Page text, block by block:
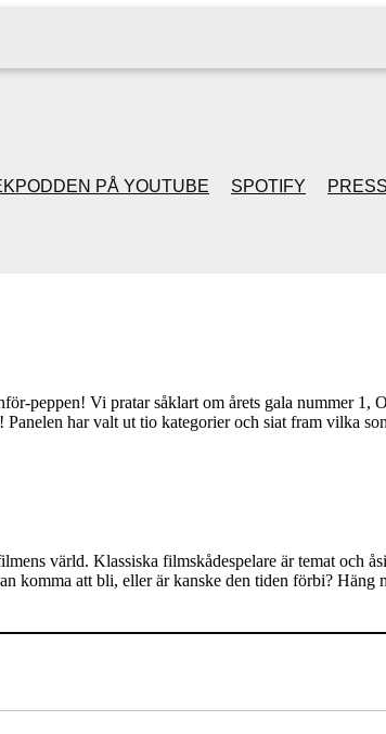
PÅ YOUTUBE SPOTIFY PRESS
peppen! Vi pratar såklart om årets gala nummer 1,
har valt ut tio kategorier och siat fram vilka
värld. Klassiska filmskådespelare är temat och
komma att bli, eller är kanske den tiden förbi?